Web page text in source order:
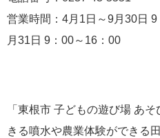
営業時間：4月1日～9月30日
月31日 9：00～16：00
「東根市 子どもの遊び場 あ
きる噴水や農業体験ができる